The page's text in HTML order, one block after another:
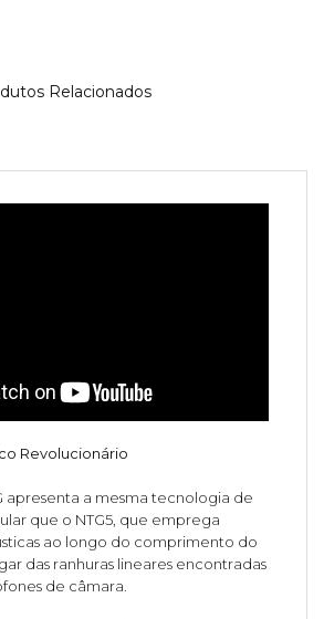
Relacionados
Revolucionário
apresenta a mesma tecnologia de
que o NTG5, que emprega
ao longo do comprimento do
das ranhuras lineares encontradas
de câmara.